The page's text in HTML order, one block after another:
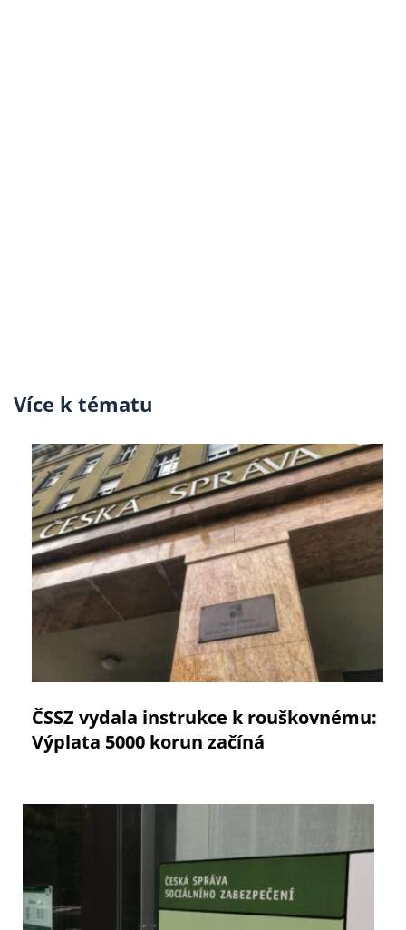
Více k tématu
ČSSZ vydala instrukce k rouškovnému:
Výplata 5000 korun začíná